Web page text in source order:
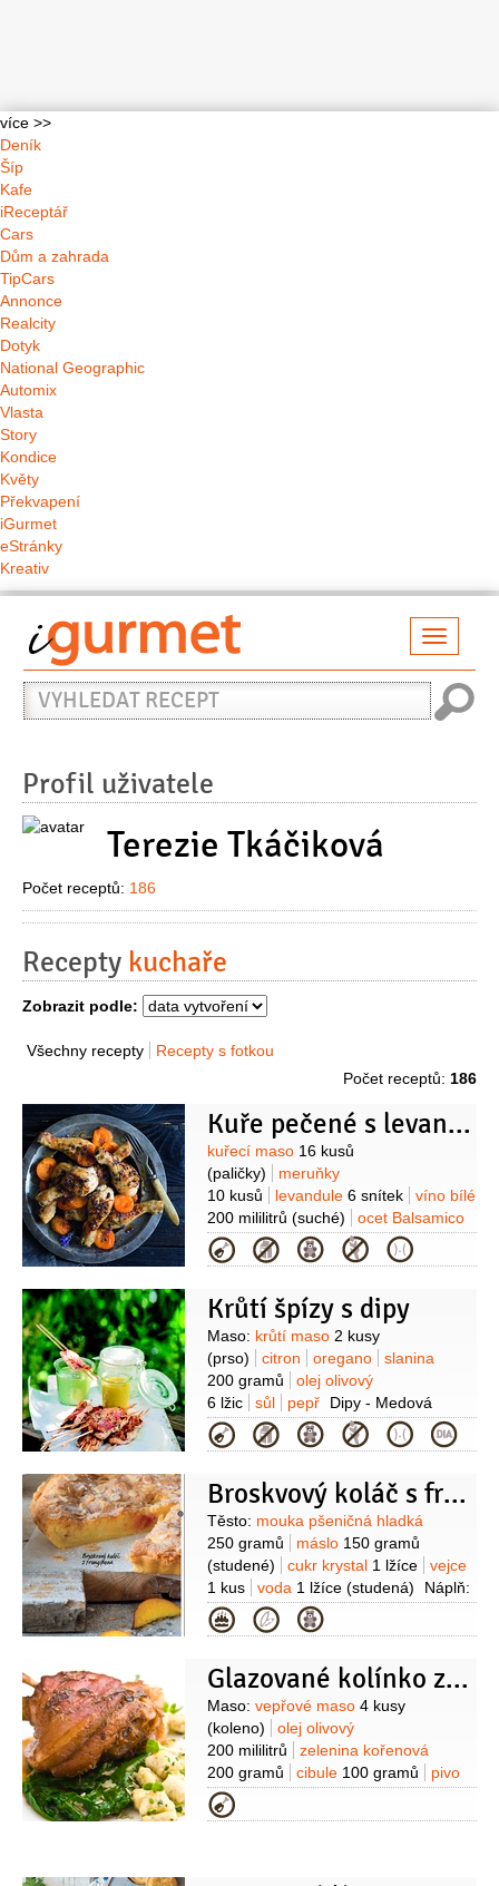
více >>
Deník
Šíp
Kafe
iReceptář
Cars
Dům a zahrada
TipCars
Annonce
Realcity
Dotyk
National Geographic
Automix
Vlasta
Story
Kondice
Květy
Překvapení
iGurmet
eStránky
Kreativ
Vyhledat
recept
Profil uživatele
Terezie Tkáčiková
Počet receptů: 186
Recepty kuchaře
Zobrazit podle:
Všechny recepty
Recepty s fotkou
Počet receptů: 186
Kuře pečené s levandulí, medem a meruňkami
Suroviny
kuřecí maso 16 kusů
(paličky)
meruňky
10 kusů
levandule 6 snítek
víno bílé
200 mililitrů (suché)
ocet Balsamico
3 lžíce
(bílý) med 4 lžíce
pepř
kajenský
olej olivový3 lžíce sůl
Kategorie
Krůtí špízy s dipy
Suroviny
Maso: krůtí maso 2 kusy
(prso)
citron oregano
slanina
200 gramů
olej olivový
6 lžic
sůl pepř
Dipy - Medová
hořičce: hořčice dijonská
50 mililitrů
majonéza
1 lžíce (bílý) Tzatziki:
jogurt bílý
200 mililitrů
česnek
2 stroužky
okurka salátová
1 kus
máta 1 hrst
Kategorie
Broskvový koláč s frangipane
Suroviny
Těsto: mouka pšeničná hladká
250 gramů
máslo 150 gramů
(studené)
cukr krystal 1 lžíce
vejce
1 kus
voda 1 lžíce (studená)
Náplň:
moučka mandlová
125 gramů
mouka pšeničná hladká
(změklé)
cukr krystal
160 gramů
broskve 4 kusy
(plátky)
vejce 2 kusy
extrakt1 lžíce
kypřící prášek do
pečiva
Kategorie
Glazované kolínko ze selátka
Suroviny
Maso: vepřové maso 4 kusy
(koleno)
olej olivový
200 mililitrů
zelenina kořenová
200 gramů
cibule 100 gramů
pivo
světlé
(čerstvé)
máslo2 lžíce
med
Kategorie